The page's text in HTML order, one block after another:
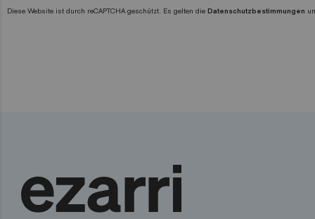
Diese Website ist durch reCAPTCHA geschützt. Es gelten die Datenschutzbestimmungen